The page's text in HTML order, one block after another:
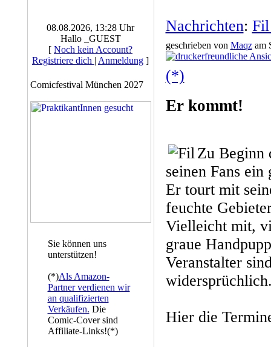
08.08.2026, 13:28 Uhr
Hallo _GUEST
[ Noch kein Account?
Registriere dich | Anmeldung ]
Comicfestival München 2027
Sie können uns
unterstützen!
(*)Als Amazon-
Partner verdienen wir
an qualifizierten
Verkäufen. Die
Comic-Cover sind
Affiliate-Links!(*)
Nachrichten:
geschrieben von Maqzam
(*)
Er kommt!
Zu Beginn
seinen Fans ein
Er tourt mit
feuchte
Vielleicht mit,
graue
Veranstalter
Hier die